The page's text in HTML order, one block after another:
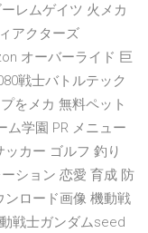
レムゲイツ 火メカ
アクターズ
オーバーライド 巨
戦士バトルテック
をメカ 無料ペット
ム学園 PR メニュー
カー ゴルフ 釣り
ション 恋愛 育成 防
ンロード画像 機動戦
戦士ガンダムseed